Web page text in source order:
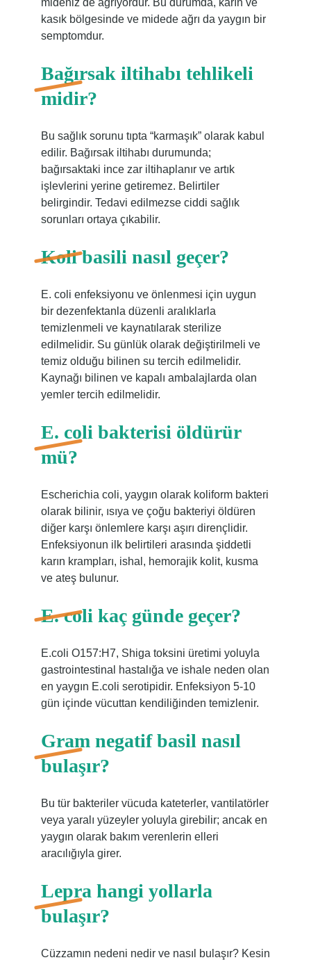
mideniz de ağrıyordur. Bu durumda, karın ve
kasık bölgesinde ve midede ağrı da yaygın bir
semptomdur.
Bağırsak iltihabı tehlikeli
midir?
Bu sağlık sorunu tıpta “karmaşık” olarak kabul
edilir. Bağırsak iltihabı durumunda;
bağırsaktaki ince zar iltihaplanır ve artık
işlevlerini yerine getiremez. Belirtiler
belirgindir. Tedavi edilmezse ciddi sağlık
sorunları ortaya çıkabilir.
Koli basili nasıl geçer?
E. coli enfeksiyonu ve önlenmesi için uygun
bir dezenfektanla düzenli aralıklarla
temizlenmeli ve kaynatılarak sterilize
edilmelidir. Su günlük olarak değiştirilmeli ve
temiz olduğu bilinen su tercih edilmelidir.
Kaynağı bilinen ve kapalı ambalajlarda olan
yemler tercih edilmelidir.
E. coli bakterisi öldürür
mü?
Escherichia coli, yaygın olarak koliform bakteri
olarak bilinir, ısıya ve çoğu bakteriyi öldüren
diğer karşı önlemlere karşı aşırı dirençlidir.
Enfeksiyonun ilk belirtileri arasında şiddetli
karın krampları, ishal, hemorajik kolit, kusma
ve ateş bulunur.
E. coli kaç günde geçer?
E.coli O157:H7, Shiga toksini üretimi yoluyla
gastrointestinal hastalığa ve ishale neden olan
en yaygın E.coli serotipidir. Enfeksiyon 5-10
gün içinde vücuttan kendiliğinden temizlenir.
Gram negatif basil nasıl
bulaşır?
Bu tür bakteriler vücuda kateterler, vantilatörler
veya yaralı yüzeyler yoluyla girebilir; ancak en
yaygın olarak bakım verenlerin elleri
aracılığıyla girer.
Lepra hangi yollarla
bulaşır?
Cüzzamın nedeni nedir ve nasıl bulaşır? Kesin